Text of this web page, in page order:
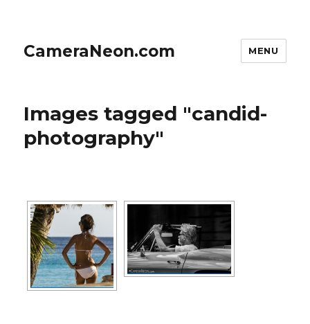
CameraNeon.com MENU
Images tagged "candid-
photography"